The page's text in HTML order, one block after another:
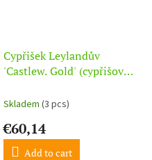
Cypřišek Leylandův
'Castlew. Gold' (cypřišovec)
Skladem (3 pcs)
€60,14
Add to cart